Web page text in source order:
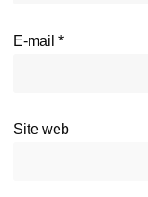
E-mail *
Site web